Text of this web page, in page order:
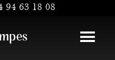
94 63 18 08